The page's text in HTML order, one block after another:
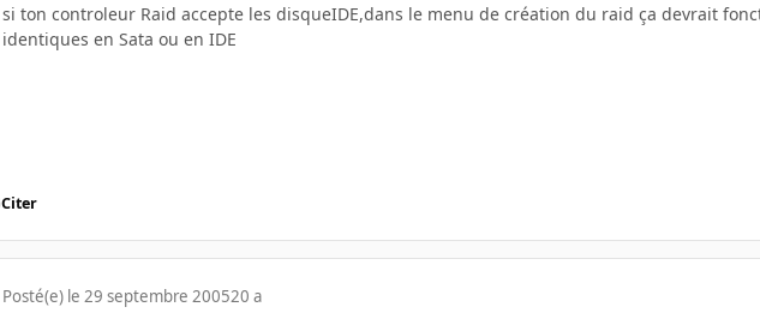
si ton controleur Raid accepte les disqueIDE,dans le menu de création du raid ça devrait
identiques en Sata ou en IDE
Citer
Posté(e) le 29 septembre 200520 a